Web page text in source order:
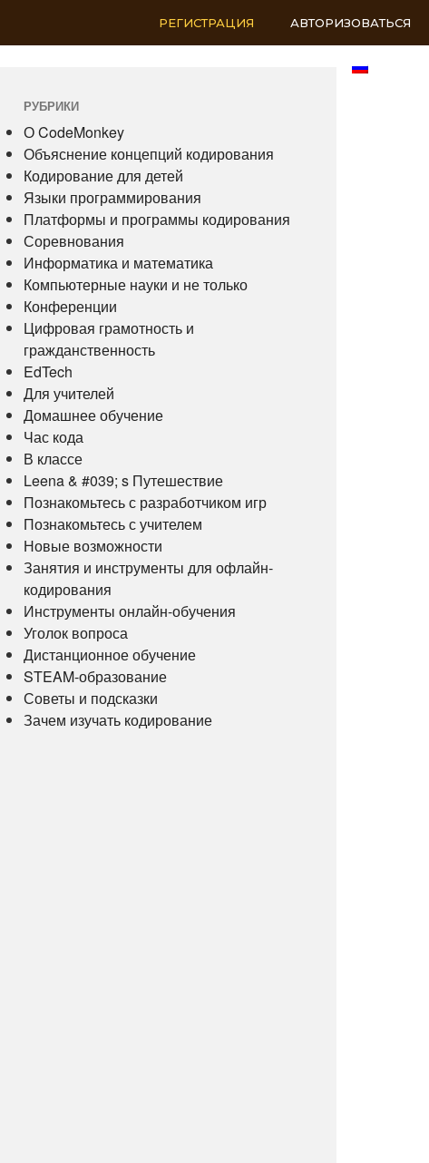
РЕГИСТРАЦИЯ АВТОРИЗОВАТЬСЯ
РУБРИКИ
О CodeMonkey
Объяснение концепций кодирования
Кодирование для детей
Языки программирования
Платформы и программы кодирования
Соревнования
Информатика и математика
Компьютерные науки и не только
Конференции
Цифровая грамотность и
гражданственность
EdTech
Для учителей
Домашнее обучение
Час кода
В классе
Leena & #039; s Путешествие
Познакомьтесь с разработчиком игр
Познакомьтесь с учителем
Новые возможности
Занятия и инструменты для офлайн-
кодирования
Инструменты онлайн-обучения
Уголок вопроса
Дистанционное обучение
STEAM-образование
Советы и подсказки
Зачем изучать кодирование